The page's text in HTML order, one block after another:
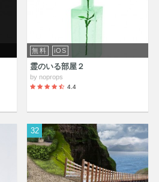
無料 iOS
霊のいる部屋２
by noprops
4.4
32